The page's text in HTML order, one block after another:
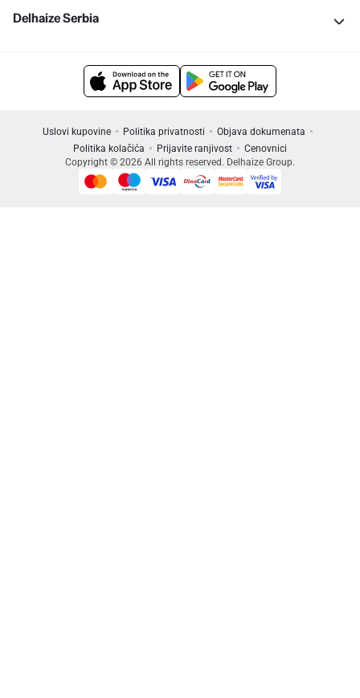
Delhaize Serbia
Uslovi kupovine Politika privatnosti
Objava dokumenata
Politika kolačića
Prijavite ranjivost
Cenovnici
Copyright © 2026 All rights reserved. Delhaize Group.